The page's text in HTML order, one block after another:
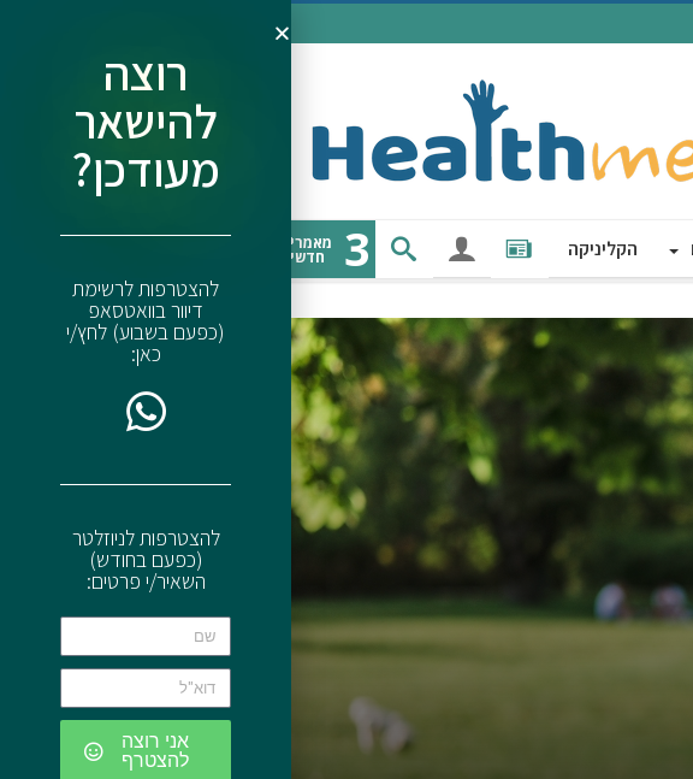
הקליניקה 3 מאמרים
חדשים
רוצה
להישאר
מעודכן?
להצטרפות לרשימת
דיוור בוואטסאפ
(כפעם בשבוע) לחץ/י
כאן:
להצטרפות לניוזלטר
(כפעם בחודש)
השאיר/י פרטים:
אני רוצה
להצטרף